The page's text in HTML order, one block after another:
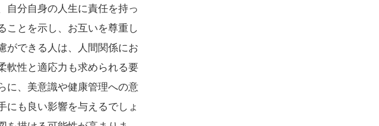
自分自身の人生に責任を持っ
ことを示し、お互いを尊重し
ができる人は、人間関係にお
軟性と適応力も求められる要
に、美意識や健康管理への意
にも良い影響を与えるでしょ